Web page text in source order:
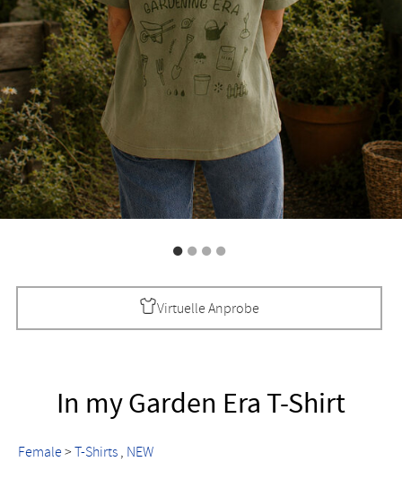
Virtuelle Anprobe
In my Garden Era T-Shirt
Female> T-Shirts NEW